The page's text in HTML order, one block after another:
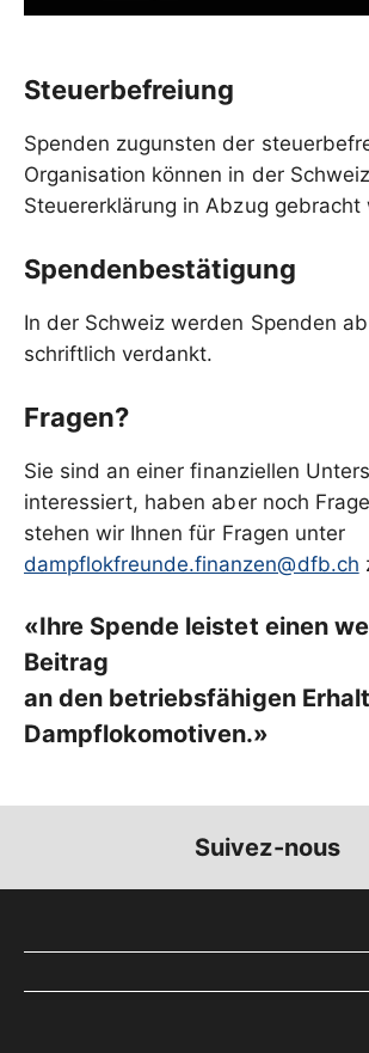
Steuerbefreiung
Spenden zugunsten der
Organisation können in der
Steuererklärung in Abzug gebracht
Spendenbestätigung
In der Schweiz werden Spenden
schriftlich verdankt.
Fragen?
Sie sind an einer finanziellen
interessiert, haben aber noch
stehen wir Ihnen für Fragen unter
dampflokfreunde.finanzen@dfb.ch
«Ihre Spende leistet einen
Beitrag
an den betriebsfähigen
Suivez-nous